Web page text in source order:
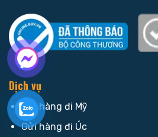
Dịch vụ
Gửi hàng đi Mỹ
Gửi hàng đi Úc